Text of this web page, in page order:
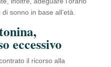
sonno in base all’età.
eccessivo
il ricorso alla